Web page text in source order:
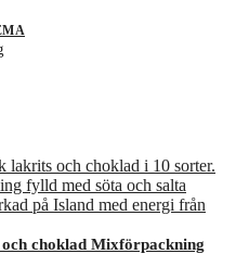
choklad Mixförpackning